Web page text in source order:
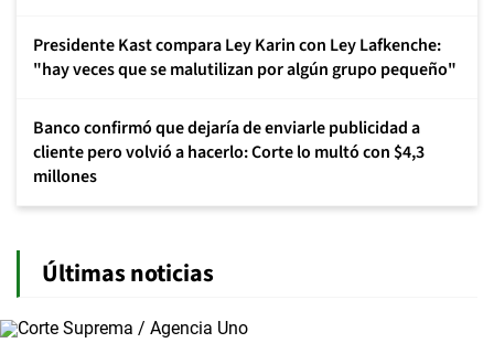
Presidente Kast compara Ley Karin con Ley Lafkenche:
"hay veces que se malutilizan por algún grupo pequeño"
Banco confirmó que dejaría de enviarle publicidad a
cliente pero volvió a hacerlo: Corte lo multó con $4,3
millones
Últimas noticias